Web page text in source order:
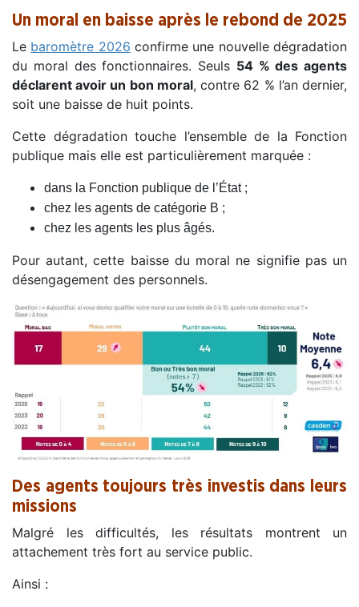
Un moral en baisse après le rebond de 2025
Le baromètre 2026 confirme une nouvelle dégradation
du moral des fonctionnaires. Seuls 54 % des agents
déclarent avoir un bon moral, contre 62 % l’an dernier,
soit une baisse de huit points.
Cette dégradation touche l’ensemble de la Fonction
publique mais elle est particulièrement marquée :
dans la Fonction publique de l’État ;
chez les agents de catégorie B ;
chez les agents les plus âgés.
Pour autant, cette baisse du moral ne signifie pas un
désengagement des personnels.
Des agents toujours très investis dans leurs
missions
Malgré les difficultés, les résultats montrent un
attachement très fort au service public.
Ainsi :